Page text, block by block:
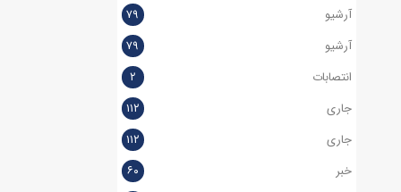
آرشیو
۷۹
آرشیو
۷۹
انتصابات
۲
جاری
۱۱۲
جاری
۱۱۲
خبر
۶۰